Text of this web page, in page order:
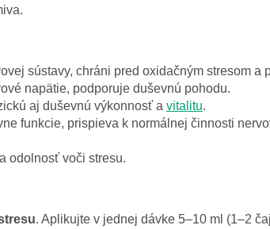
sústavy, chráni pred oxidačným stresom a
napätie, podporuje duševnú pohodu.
aj duševnú výkonnosť a vitalitu.
funkcie, prispieva k normálnej činnosti
odolnosť voči stresu.
. Aplikujte v jednej dávke 5–10 ml (1–2